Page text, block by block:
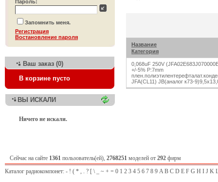
Пароль:
Запомнить меня.
Регистрация
Bостановление пароля
Ваш заказ (0)
В корзине пусто
ВЫ ИСКАЛИ
Ничего не искали.
Название
Категория
0,068uF 250V
+/-5% P:7mm
JFA(CL11) JB(аналог к73-
Сейчас на сайте 1361 пользователь(ей), 2768251 моделей от 292 фирм
Каталог радиокомпонет: - ! ( * , . ? [ \ ~ + = 0 1 2 3 4 5 6 7 8 9 A B C D E F G H I J K